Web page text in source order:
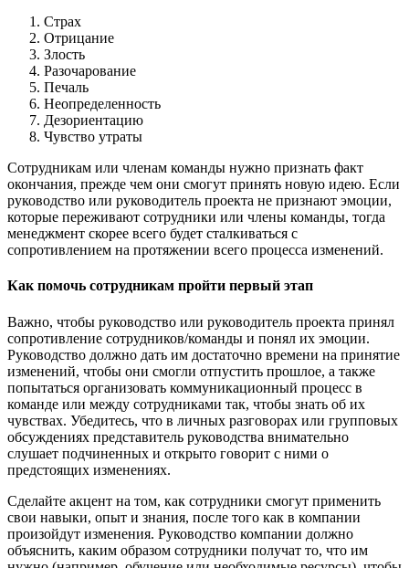
Страх
Отрицание
Злость
Разочарование
Печаль
Неопределенность
Дезориентацию
Чувство утраты
Сотрудникам или членам команды нужно признать факт
окончания, прежде чем они смогут принять новую идею. Если
руководство или руководитель проекта не признают эмоции,
которые переживают сотрудники или члены команды, тогда
менеджмент скорее всего будет сталкиваться с
сопротивлением на протяжении всего процесса изменений.
Как помочь сотрудникам пройти первый этап
Важно, чтобы руководство или руководитель проекта принял
сопротивление сотрудников/команды и понял их эмоции.
Руководство должно дать им достаточно времени на принятие
изменений, чтобы они смогли отпустить прошлое, а также
попытаться организовать коммуникационный процесс в
команде или между сотрудниками так, чтобы знать об их
чувствах. Убедитесь, что в личных разговорах или групповых
обсуждениях представитель руководства внимательно
слушает подчиненных и открыто говорит с ними о
предстоящих изменениях.
Сделайте акцент на том, как сотрудники смогут применить
свои навыки, опыт и знания, после того как в компании
произойдут изменения. Руководство компании должно
объяснить, каким образом сотрудники получат то, что им